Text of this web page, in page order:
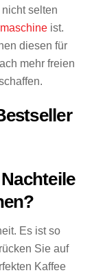
selten
ist.
diesen für
mehr freien
Es ist so
Sie auf
Kaffee